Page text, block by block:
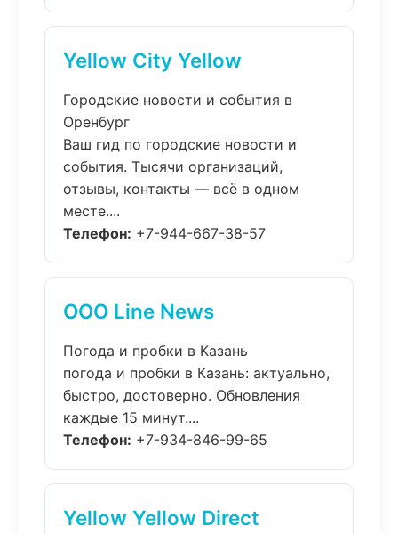
Yellow City Yellow
Городские новости и события в
Оренбург
Ваш гид по городские новости и
события. Тысячи организаций,
отзывы, контакты — всё в одном
месте....
Телефон: +7-944-667-38-57
ООО Line News
Погода и пробки в Казань
погода и пробки в Казань: актуально,
быстро, достоверно. Обновления
каждые 15 минут....
Телефон: +7-934-846-99-65
Yellow Yellow Direct